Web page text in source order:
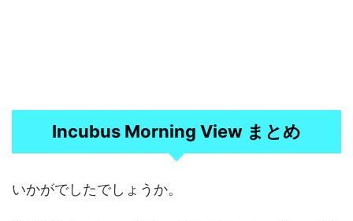
Incubus Morning View まとめ
いかがでしたでしょうか。